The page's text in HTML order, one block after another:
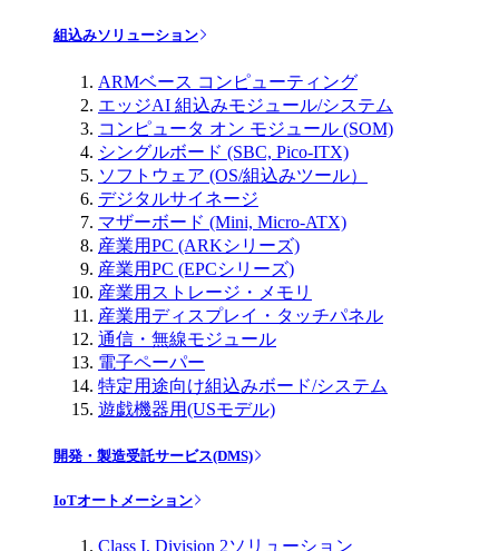
組込みソリューション
ARMベース コンピューティング
エッジAI 組込みモジュール/システム
コンピュータ オン モジュール (SOM)
シングルボード (SBC, Pico-ITX)
ソフトウェア (OS/組込みツール）
デジタルサイネージ
マザーボード (Mini, Micro-ATX)
産業用PC (ARKシリーズ)
産業用PC (EPCシリーズ)
産業用ストレージ・メモリ
産業用ディスプレイ・タッチパネル
通信・無線モジュール
電子ペーパー
特定用途向け組込みボード/システム
遊戯機器用(USモデル)
開発・製造受託サービス(DMS)
IoTオートメーション
Class I, Division 2ソリューション